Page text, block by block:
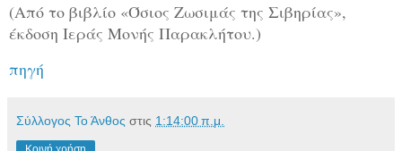
(Από το βιβλίο «Όσιος Ζωσιμάς της Σιβηρίας»,
έκδοση Ιεράς Μονής Παρακλήτου.)
πηγή
Σύλλογος Το Άνθος στις 1:14:00 π.μ.